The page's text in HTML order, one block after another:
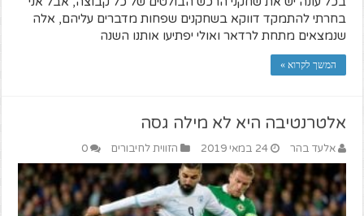
בחרתי להתמקד דווקא בשחקנים שפחות מדברים עליהם, אלה
שנמצאים מתחת לרדאר ואולי יפתיעו אותנו השנה
המשך לקרוא »
אלטרנטיבה היא לא מילה גסה
אלעד בהר 24 במאי 2019 הזווית לחיבורים 0